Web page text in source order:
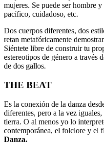
mujeres. Se puede ser hombre
pacífico, cuidadoso, etc.
Dos cuerpos diferentes, dos
retan metafóricamente
Siéntete libre de construir tu
estereotipos de género a
de dos gallos.
THE BEAT
Es la conexión de la danza
diferentes, pero a la vez
tierra. O al menos yo lo
contemporánea, el folclore y el
Danza.